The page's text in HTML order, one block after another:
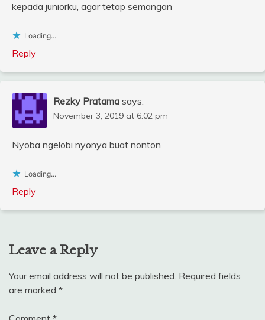
kepada juniorku, agar tetap semangan
Loading...
Reply
Rezky Pratama says:
November 3, 2019 at 6:02 pm
Nyoba ngelobi nyonya buat nonton
Loading...
Reply
Leave a Reply
Your email address will not be published. Required fields
are marked *